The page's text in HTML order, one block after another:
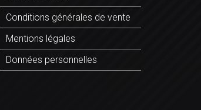
Conditions générales de vente
Mentions légales
Données personnelles